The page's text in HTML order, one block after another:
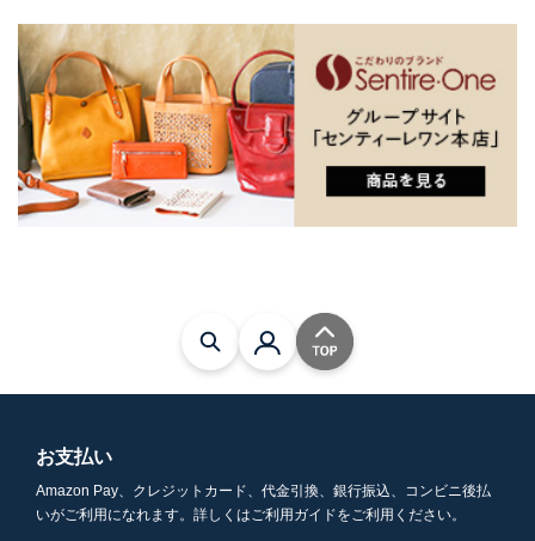
お支払い
Amazon Pay、クレジットカード、代金引換、銀行振込、コンビニ後払
いがご利用になれます。詳しくはご利用ガイドをご利用ください。